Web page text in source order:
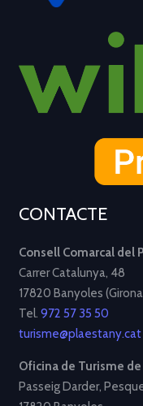
CONTACTE
Consell Comarcal del
Carrer Catalunya, 48
17820 Banyoles
Tel. 972 57 35 50
turisme@plaestany.cat
Oficina de Turisme
Passeig Darder,